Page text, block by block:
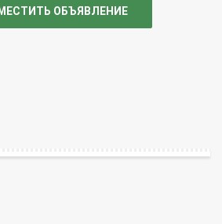
ОБЪЯВЛЕНИЕ